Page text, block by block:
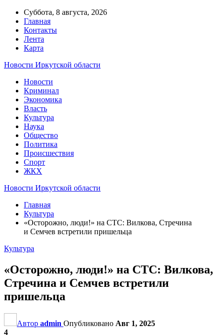
Суббота, 8 августа, 2026
Главная
Контакты
Лента
Карта
Новости Иркутской области
Новости
Криминал
Экономика
Власть
Культура
Наука
Общество
Политика
Происшествия
Спорт
ЖКХ
Новости Иркутской области
Главная
Культура
«Осторожно, люди!» на СТС: Вилкова, Стречина
и Семчев встретили пришельца
Культура
«Осторожно, люди!» на СТС: Вилкова,
Стречина и Семчев встретили
пришельца
Автор admin Опубликовано Авг 1, 2025
4